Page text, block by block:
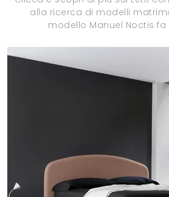
alla ricerca di modelli
modello Manuel Noctis